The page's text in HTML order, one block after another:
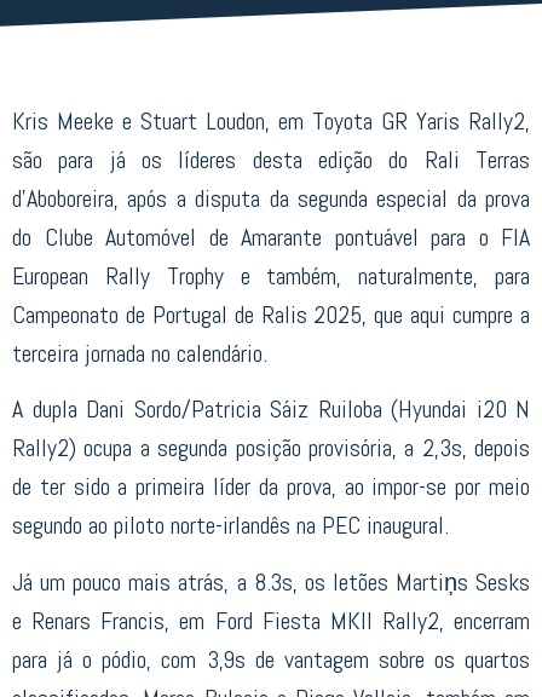
Kris Meeke e Stuart Loudon, em Toyota GR Yaris Rally2,
são para já os líderes desta edição do Rali Terras
d’Aboboreira, após a disputa da segunda especial da prova
do Clube Automóvel de Amarante pontuável para o FIA
European Rally Trophy e também, naturalmente, para
Campeonato de Portugal de Ralis 2025, que aqui cumpre a
terceira jornada no calendário.
A dupla Dani Sordo/Patricia Sáiz Ruiloba (Hyundai i20 N
Rally2) ocupa a segunda posição provisória, a 2,3s, depois
de ter sido a primeira líder da prova, ao impor-se por meio
segundo ao piloto norte-irlandês na PEC inaugural.
Já um pouco mais atrás, a 8.3s, os letões Martiņs Sesks
e Renars Francis, em Ford Fiesta MKII Rally2, encerram
para já o pódio, com 3,9s de vantagem sobre os quartos